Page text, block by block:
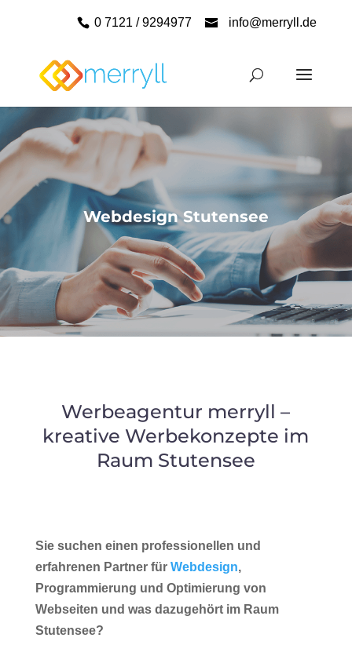
0 7121 / 9294977 info@merryll.de
Webdesign Stutensee
Werbeagentur merryll –
kreative Werbekonzepte im
Raum Stutensee
Sie suchen einen professionellen und
erfahrenen Partner für Webdesign,
Programmierung und Optimierung von
Webseiten und was dazugehört im Raum
Stutensee?